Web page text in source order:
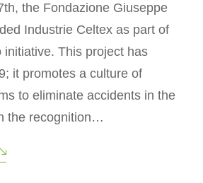
the Fondazione Giuseppe
Industrie Celtex as part of
initiative. This project has
it promotes a culture of
to eliminate accidents in the
the recognition…